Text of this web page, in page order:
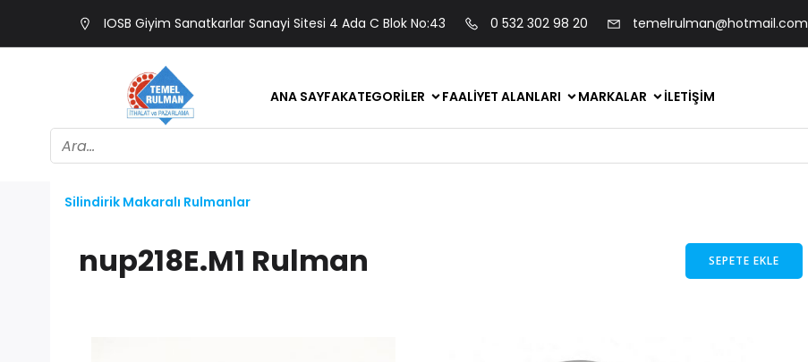
IOSB Giyim Sanatkarlar Sanayi Sitesi 4 Ada C Blok No:43 0 532 302 98 20 temelrulman@hotmail.com
ANA SAYFAKATEGORILER FAALIYET ALANLARI MARKALAR İLETIŞIM
Silindirik Makaralı Rulmanlar
nup218E.M1 Rulman SEPETE EKLE